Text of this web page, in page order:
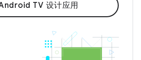
TV 设计应用